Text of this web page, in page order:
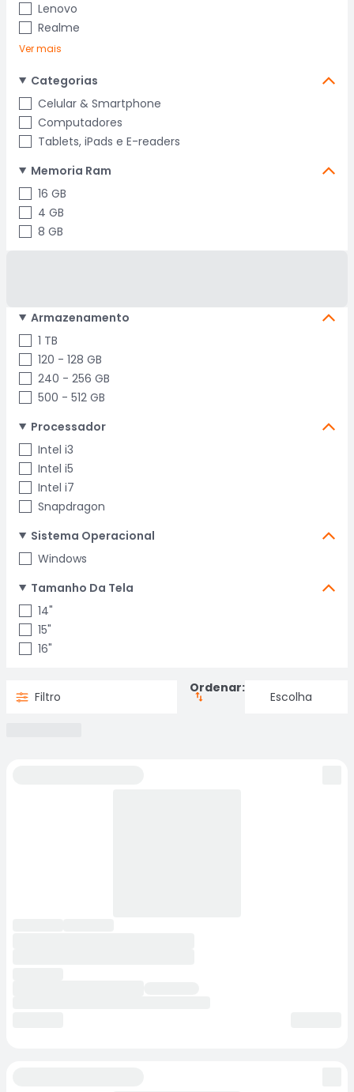
Lenovo
Realme
Ver mais
Categorias
Celular & Smartphone
Computadores
Tablets, iPads e E-readers
Memoria Ram
16 GB
4 GB
8 GB
Armazenamento
1 TB
120 - 128 GB
240 - 256 GB
500 - 512 GB
Processador
Intel i3
Intel i5
Intel i7
Snapdragon
Sistema Operacional
Windows
Tamanho Da Tela
14"
15"
16"
Filtro
Ordenar: